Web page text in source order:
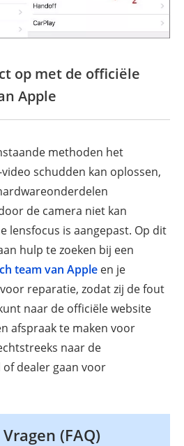
op met de officiële
Apple
methoden het
schudden kan oplossen,
de camera niet kan
lensfocus is aangepast. Op dit
hulp te zoeken bij een
team van Apple en je
reparatie, zodat zij de fout
naar de officiële website
afspraak te maken voor
naar de
dealer gaan voor
(FAQ)